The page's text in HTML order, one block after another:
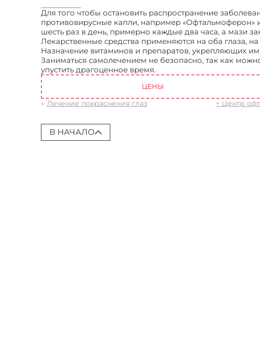
Для того чтобы остановить распространение
противовирусные капли, например «Офтальмоферон»
шесть раз в день, примерно каждые два часа, а мази
Лекарственные средства применяются на оба глаза,
Назначение витаминов и препаратов, укрепляющих
Заниматься самолечением не безопасно, так как
упустить драгоценное время.
ЦЕНЫ
← Лечение покраснения глаз ↑ Центр
В НАЧАЛО